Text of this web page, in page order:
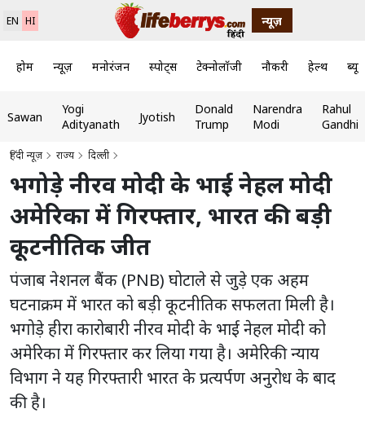
EN HI न्यूज़
होम न्यूज़ मनोरंजन स्पोर्ट्स टेक्नोलॉजी नौकरी हेल्थ
Sawan
Yogi
Adityanath
Jyotish
Donald
Trump
Narendra
Modi
Rahul
Gandhi
हिंदी न्यूज़ राज्य दिल्ली
भगोड़े नीरव मोदी के भाई नेहल मोदी
अमेरिका में गिरफ्तार, भारत की बड़ी
कूटनीतिक जीत
पंजाब नेशनल बैंक (PNB) घोटाले से जुड़े एक अहम
घटनाक्रम में भारत को बड़ी कूटनीतिक सफलता मिली है।
भगोड़े हीरा कारोबारी नीरव मोदी के भाई नेहल मोदी को
अमेरिका में गिरफ्तार कर लिया गया है। अमेरिकी न्याय
विभाग ने यह गिरफ्तारी भारत के प्रत्यर्पण अनुरोध के बाद
की है।